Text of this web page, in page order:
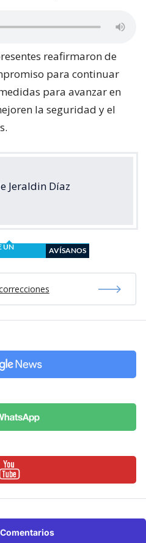
reafirmaron de
para continuar
para avanzar en
la seguridad y el
Jeraldin Díaz
UN
AVÍSANOS